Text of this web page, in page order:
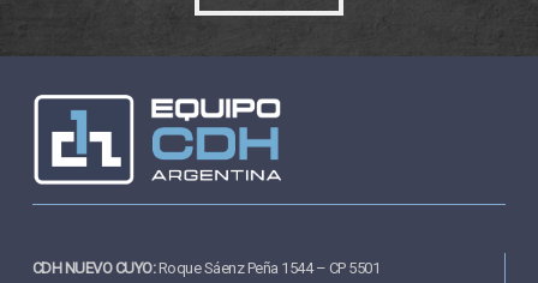
CDH NUEVO CUYO:Roque Sáenz Peña 1544 – CP 5501